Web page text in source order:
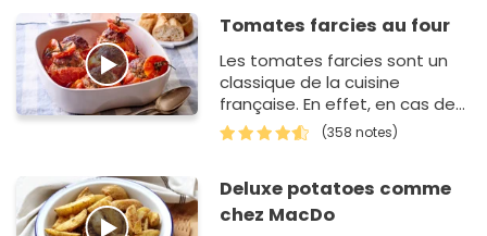
Tomates farcies au four
Les tomates farcies sont un
classique de la cuisine
française. En effet, en cas de
manque d'inspiration ou de
motivation pour préparer le
(358 notes)
Deluxe potatoes comme
chez MacDo